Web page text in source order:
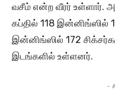
வசீம் என்ற வீரர் உள்ளார்.
கப்தில் 118 இன்னிங்ஸில்
இன்னிங்ஸில் 172
இடங்களில் உள்ளனர்.
-